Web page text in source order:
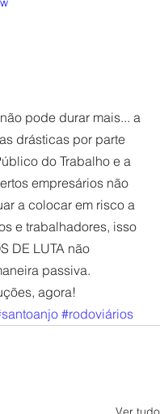
pode durar mais... a
drásticas por parte
do Trabalho e a
empresários não
a colocar em risco a
e trabalhadores, isso
DE LUTA não
passiva.
agora!
#rodoviários